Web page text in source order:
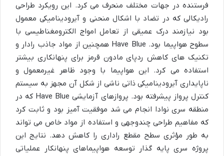
فرستنده در جهات مختلف منحرف می کرد. این رویکرد طراحی
رادیکالی که در تضاد با اشکال منحنی و آیرودینامیکی معمول
بود نیازمند درک عمیقی از تعامل امواج الکترومغناطیسی با
سطوح هواپیما بود. Have Blue همچنین از مواد جاذب رادار و
تکنیک های کاهش ردپای مادون قرمز برای پنهانکاری بیشتر
استفاده می کرد. این هواپیما با وجود ظاهر غیرمعمول و
ناپایداری آیرودینامیکی ذاتی ناشی از شکل آن مجهز به سیستم
کنترل پرواز پیشرفته بود. پروازهای آزمایشی Have Blue که در
منطقه سری نوادا انجام می شد موفقیت آمیز بود و ثابت کرد
که مفاهیم طراحی چندوجهی و استفاده از مواد خاص می تواند
به طور مؤثری سطح مقطع راداری را کاهش دهد. نتایج این
پروژه سری پایه گذار توسعه هواپیماهای پنهانکار عملیاتی